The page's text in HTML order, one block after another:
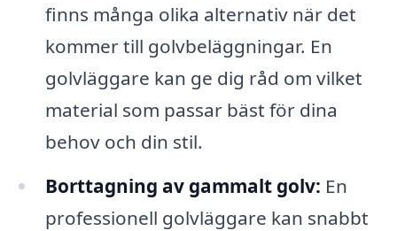
finns många olika alternativ när det
kommer till golvbeläggningar. En
golvläggare kan ge dig råd om vilket
material som passar bäst för dina
behov och din stil.
Borttagning av gammalt golv: En
professionell golvläggare kan snabbt